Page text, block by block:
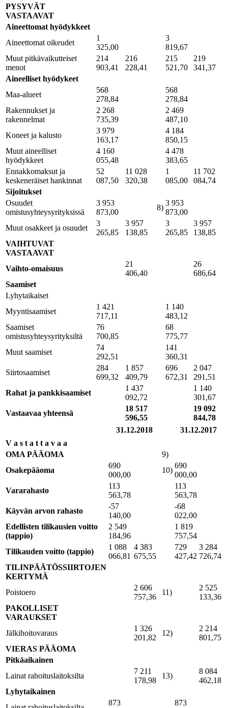
PYSYVÄT
VASTAAVAT
Aineettomat hyödykkeet
Aineettomat oikeudet
1
325,00
3
819,67
Muut pitkävaikutteiset
menot
214
903,41
216
228,41
215
521,70
219
341,37
Aineelliset hyödykeet
Maa-alueet
568
278,84
568
278,84
Rakennukset ja
rakennelmat
2 268
735,39
2 469
487,10
Koneet ja kalusto
3 979
163,17
4 184
850,15
Muut aineelliset
hyödykkeet
4 160
055,48
4 478
383,65
Ennakkomaksut ja
keskeneräiset hankinnat
52
087,50
11 028
320,38
1
085,00
11 702
084,74
Sijoitukset
Osuudet
omistusyhteysyrityksissä
3 953
873,00
8)
3 953
873,00
Muut osakkeet ja osuudet
3
265,85
3 957
138,85
3
265,85
3 957
138,85
VAIHTUVAT
VASTAAVAT
Vaihto-omaisuus
21
406,40
26
686,64
Saamiset
Lyhytaikaiset
Myyntisaamiset
1 421
717,11
1 140
483,12
Saamiset
omistusyhteysyrityksiltä
76
700,85
68
775,77
Muut saamiset
74
292,51
141
360,31
Siirtosaamiset
284
699,32
1 857
409,79
696
672,31
2 047
291,51
Rahat ja pankkisaamiset
1 437
092,72
1 140
301,67
Vastaavaa yhteensä
18 517
596,55
19 092
844,78
31.12.2018
31.12.2017
V a s t a t t a v a a
OMA PÄÄOMA
9)
Osakepääoma
690
000,00
10)
690
000,00
Vararahasto
113
563,78
113
563,78
Käyvän arvon rahasto
-57
140,00
-68
022,00
Edellisten tilikausien voitto
(tappio)
2 549
184,96
1 819
757,54
Tilikauden voitto (tappio)
1 088
066,81
4 383
675,55
729
427,42
3 284
726,74
TILINPÄÄTÖSSIIRTOJEN
KERTYMÄ
Poistoero
2 606
757,36
11)
2 525
133,36
PAKOLLISET
VARAUKSET
Jälkihoitovaraus
1 326
201,82
12)
2 214
801,75
VIERAS PÄÄOMA
Pitkäaikainen
Lainat rahoituslaitoksilta
7 211
178,98
13)
8 084
462,18
Lyhytaikainen
873
873